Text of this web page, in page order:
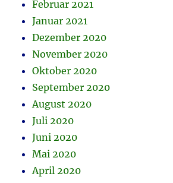
Februar 2021
Januar 2021
Dezember 2020
November 2020
Oktober 2020
September 2020
August 2020
Juli 2020
Juni 2020
Mai 2020
April 2020